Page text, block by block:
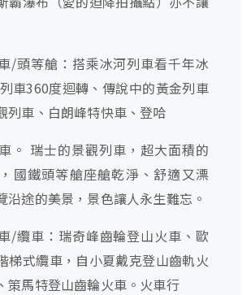
/頭等艙：搭乘冰河列車看千年冰
車360度迴轉、傳說中的黃金列車
列車、白朗峰特快車、登哈
。 瑞士的景觀列車，超大面積的
國鐵頭等艙座艙乾淨、舒適又漂
沿途的美景，景色讓人永生難忘。
/纜車：瑞奇峰齒輪登山火車、歐
梯式纜車，自小夏戴克登山齒軌火
策馬特登山齒輪火車。火車行